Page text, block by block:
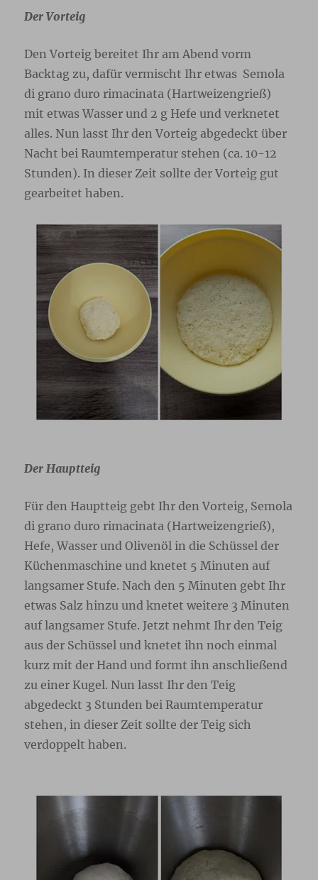
Der Vorteig
Den Vorteig bereitet Ihr am Abend vorm
Backtag zu, dafür vermischt Ihr etwas Semola
di grano duro rimacinata (Hartweizengrieß)
mit etwas Wasser und 2 g Hefe und verknetet
alles. Nun lasst Ihr den Vorteig abgedeckt über
Nacht bei Raumtemperatur stehen (ca. 10-12
Stunden). In dieser Zeit sollte der Vorteig gut
gearbeitet haben.
Der Hauptteig
Für den Hauptteig gebt Ihr den Vorteig, Semola
di grano duro rimacinata (Hartweizengrieß),
Hefe, Wasser und Olivenöl in die Schüssel der
Küchenmaschine und knetet 5 Minuten auf
langsamer Stufe. Nach den 5 Minuten gebt Ihr
etwas Salz hinzu und knetet weitere 3 Minuten
auf langsamer Stufe. Jetzt nehmt Ihr den Teig
aus der Schüssel und knetet ihn noch einmal
kurz mit der Hand und formt ihn anschließend
zu einer Kugel. Nun lasst Ihr den Teig
abgedeckt 3 Stunden bei Raumtemperatur
stehen, in dieser Zeit sollte der Teig sich
verdoppelt haben.